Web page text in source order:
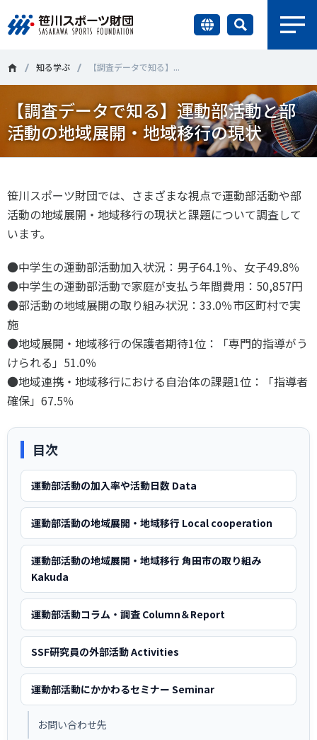
財団情報
研究員紹介
調査・研究
社会づくり
知る学ぶ
ニュース
お問い合わせ・お申し込み
メールマガジン
「SSFニュース」
会員登録
個人情報保護方針
ソーシャルメディア運営方針
＃誰が子どものスポーツをささえるのか ＃部活動
＃アクティブなまちづくり ＃日本人の身体活動と健康寿命
＃障害者スポーツ ＃スポーツ基本計画 ＃競技人口
＃高齢者スポーツ ＃差別とダイバーシティ
調査・研究
スポーツ白書
政策提言
子どものスポーツ
スポーツ・ガバナンス
スポーツ政策・予算
健康とスポーツ
自治体との連携
各教育機関との連携
スポーツ振興団体との連携
【動画】スポーツでアクティブなまちづくり
知る学ぶ 【調査データで知る】...
【調査データで知る】運動部活動と部
活動の地域展開・地域移行の現状
笹川スポーツ財団では、さまざまな視点で運動部活動や部
活動の地域展開・地域移行の現状と課題について調査して
います。
●中学生の運動部活動加入状況：男子64.1％、女子49.8％
●中学生の運動部活動で家庭が支払う年間費用：50,857円
●部活動の地域展開の取り組み状況：33.0％市区町村で実
施
●地域展開・地域移行の保護者期待1位：「専門的指導がう
けられる」51.0％
●地域連携・地域移行における自治体の課題1位：「指導者
確保」67.5％
目次
運動部活動の加入率や活動日数 Data
運動部活動の地域展開・地域移行 Local cooperation
運動部活動の地域展開・地域移行 角田市の取り組み
Kakuda
運動部活動コラム・調査 Column＆Report
SSF研究員の外部活動 Activities
運動部活動にかかわるセミナー Seminar
お問い合わせ先